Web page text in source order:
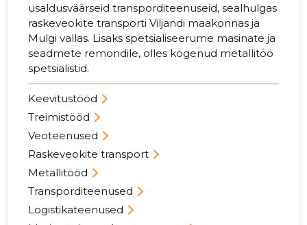
usaldusväärseid transporditeenuseid, sealhulgas
raskeveokite transporti Viljandi maakonnas ja
Mulgi vallas. Lisaks spetsialiseerume masinate ja
seadmete remondile, olles kogenud metallitöö
spetsialistid.
Keevitustööd
Treimistööd
Veoteenused
Raskeveokite transport
Metallitööd
Transporditeenused
Logistikateenused